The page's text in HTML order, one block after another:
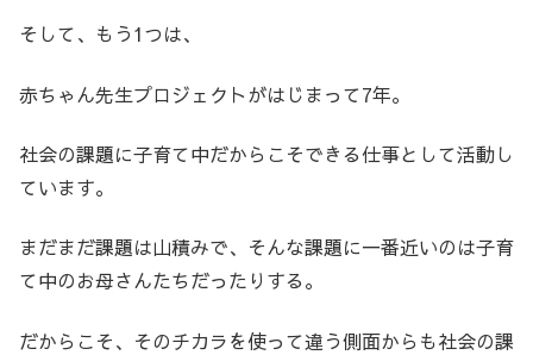
そして、もう1つは、
赤ちゃん先生プロジェクトがはじまって7年。
社会の課題に子育て中だからこそできる仕事として活動し
ています。
まだまだ課題は山積みで、そんな課題に一番近いのは子育
て中のお母さんたちだったりする。
だからこそ、そのチカラを使って違う側面からも社会の課